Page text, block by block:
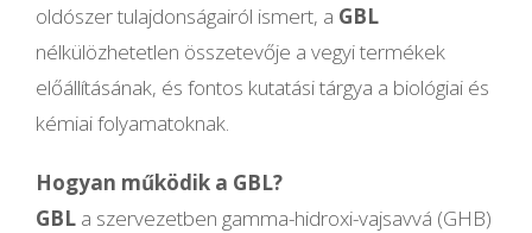
oldószer tulajdonságairól ismert, a GBL
nélkülözhetetlen összetevője a vegyi termékek
előállításának, és fontos kutatási tárgya a biológiai és
kémiai folyamatoknak.
Hogyan működik a GBL?
GBL a szervezetben gamma-hidroxi-vajsavvá (GHB)